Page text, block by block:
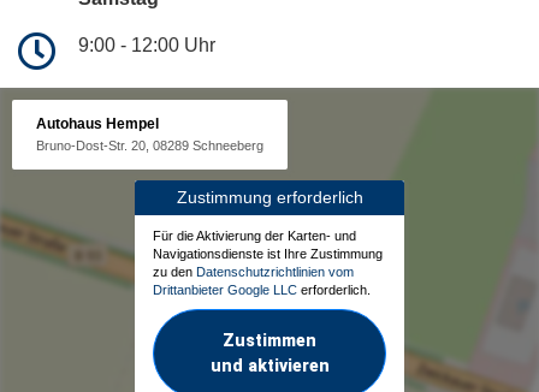
9:00 - 12:00 Uhr
Autohaus Hempel
Bruno-Dost-Str. 20, 08289 Schneeberg
Zustimmung erforderlich
Für die Aktivierung der Karten- und
Navigationsdienste ist Ihre Zustimmung
zu den Datenschutzrichtlinien vom
Drittanbieter Google LLC erforderlich.
Zustimmen
und aktivieren